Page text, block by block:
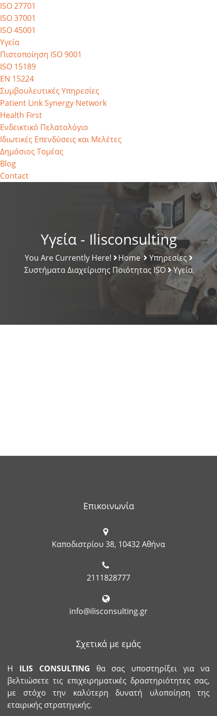
ISO 27701
ISO 37001
ISO 45001
Υγεία
Πιστοποίηση ISO 9001
ISO 15189
EN 15224
Συμβουλευτικές Υπηρεσίες
Patient Link Synergy Network
Health First
Ενδεικτικό Πελατολόγιο
Ιδιωτικές Επενδύσεις και Μελέτες
Δημόσιος Τομέας
Blog
Contact
Υγεία - Ilisconsulting
You Are Currently Here! Home
Υπηρεσίες
Συστήματα Διαχείρισης Ποιότητας ISO
Υγεία
Επικοινωνία
Καποδιστρίου 38, 10432 Αθήνα
2111828777
info@ilisconsulting.gr
Σχετικά με εμάς
Η ILIS CONSULTING θα σας υποστηρίξει για να
βελτιώσετε τις επιχειρηματικές δραστηριότητες σας,
με στόχο την καλύτερη δυνατή υλοποίηση της
εταιρικής στρατηγικής.